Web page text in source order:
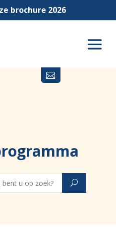
brochure 2026
